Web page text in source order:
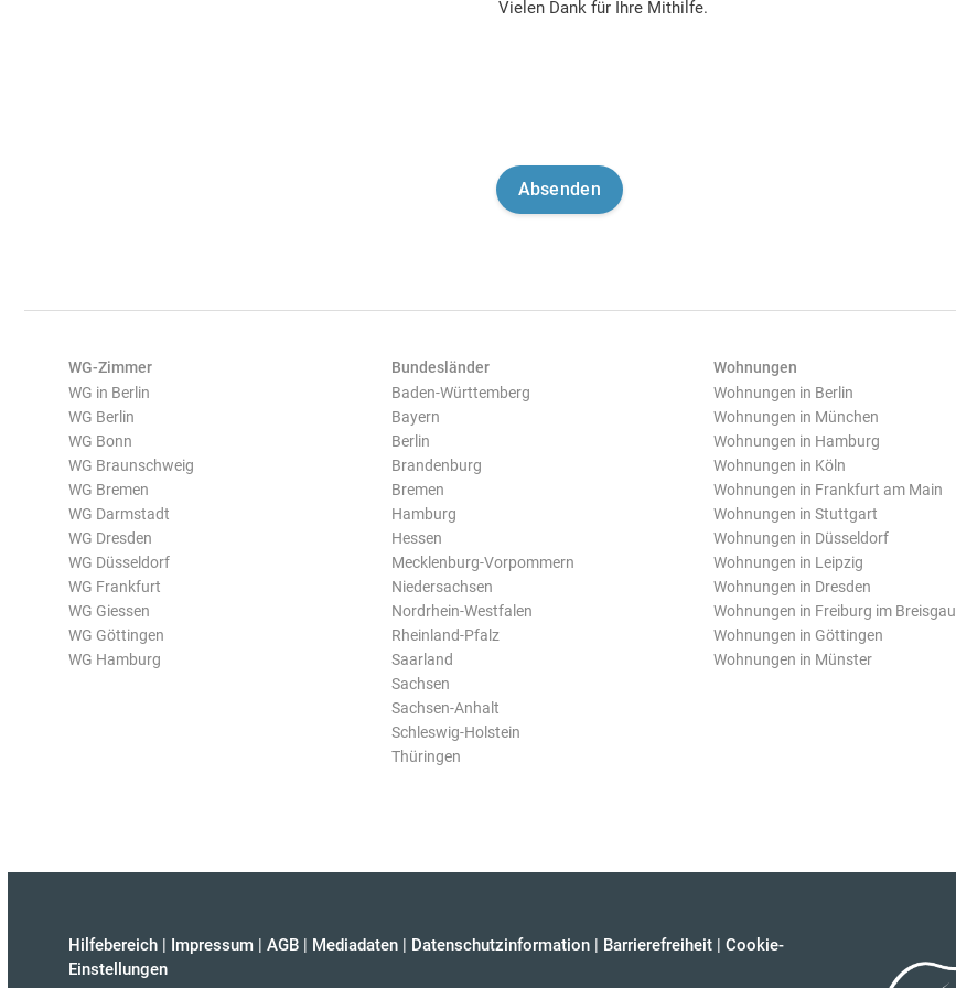
Vielen Dank für Ihre Mithilfe.
WG-Zimmer
WG in Berlin
WG Berlin
WG Bonn
WG Braunschweig
WG Bremen
WG Darmstadt
WG Dresden
WG Düsseldorf
WG Frankfurt
WG Giessen
WG Göttingen
WG Hamburg
Bundesländer
Baden-Württemberg
Bayern
Berlin
Brandenburg
Bremen
Hamburg
Hessen
Mecklenburg-Vorpommern
Niedersachsen
Nordrhein-Westfalen
Rheinland-Pfalz
Saarland
Sachsen
Sachsen-Anhalt
Schleswig-Holstein
Thüringen
Wohnungen
Wohnungen in Berlin
Wohnungen in München
Wohnungen in Hamburg
Wohnungen in Köln
Wohnungen in Frankfurt am Main
Wohnungen in Stuttgart
Wohnungen in Düsseldorf
Wohnungen in Leipzig
Wohnungen in Dresden
Wohnungen in Freiburg im Breisgau
Wohnungen in Göttingen
Wohnungen in Münster
Hilfebereich | Impressum | AGB | Mediadaten | Datenschutzinformation | Barrierefreiheit | Cookie-
Einstellungen